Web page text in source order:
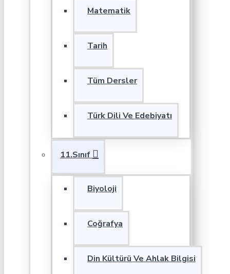
Matematik
Tarih
Tüm Dersler
Türk Dili Ve Edebiyatı
11.Sınıf
Biyoloji
Coğrafya
Din Kültürü Ve Ahlak Bilgisi